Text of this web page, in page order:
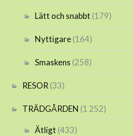
Lätt och snabbt (179)
Nyttigare(164)
Smaskens (258)
RESOR (33)
TRÄDGÅRDEN (1 252)
Ätligt (433)